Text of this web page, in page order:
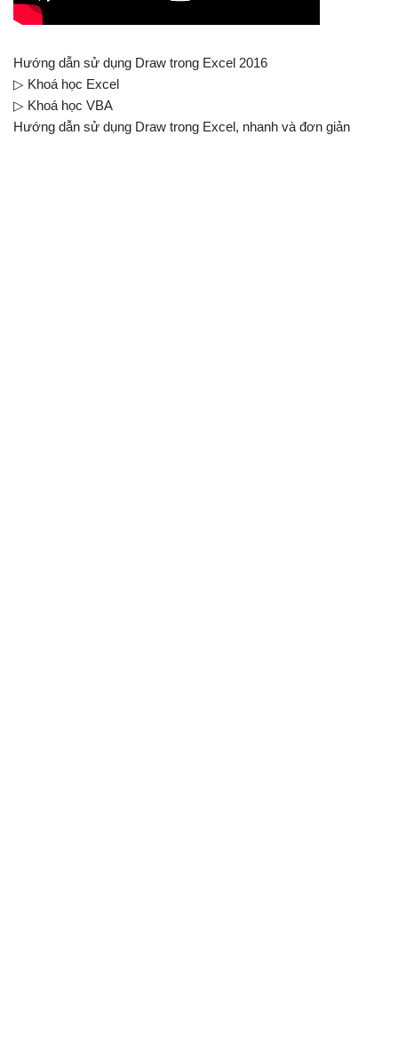
Hướng dẫn sử dụng Draw trong Excel 2016
▷ Khoá học Excel
▷ Khoá học VBA
Hướng dẫn sử dụng Draw trong Excel, nhanh và đơn giản